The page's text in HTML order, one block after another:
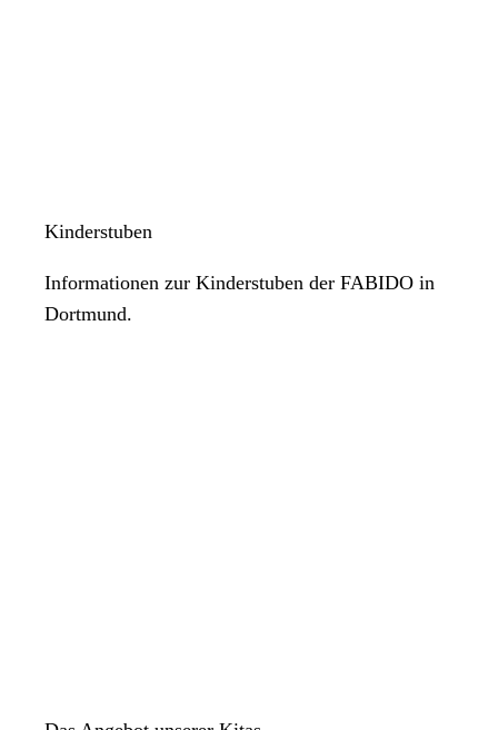
Kinderstuben
Informationen zur Kinderstuben der FABIDO in
Dortmund.